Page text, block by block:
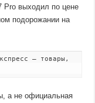
Pro выходил по цене
подорожании на
— товары,
а не официальная